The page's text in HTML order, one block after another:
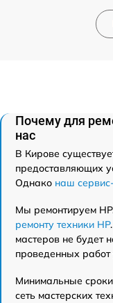
Почему для
нас
В Кирове
предоставляющих
Однако наш
Мы ремонтируем
ремонту техники HP
мастеров не будет
проведенных работ
Минимальные
сеть мастерских